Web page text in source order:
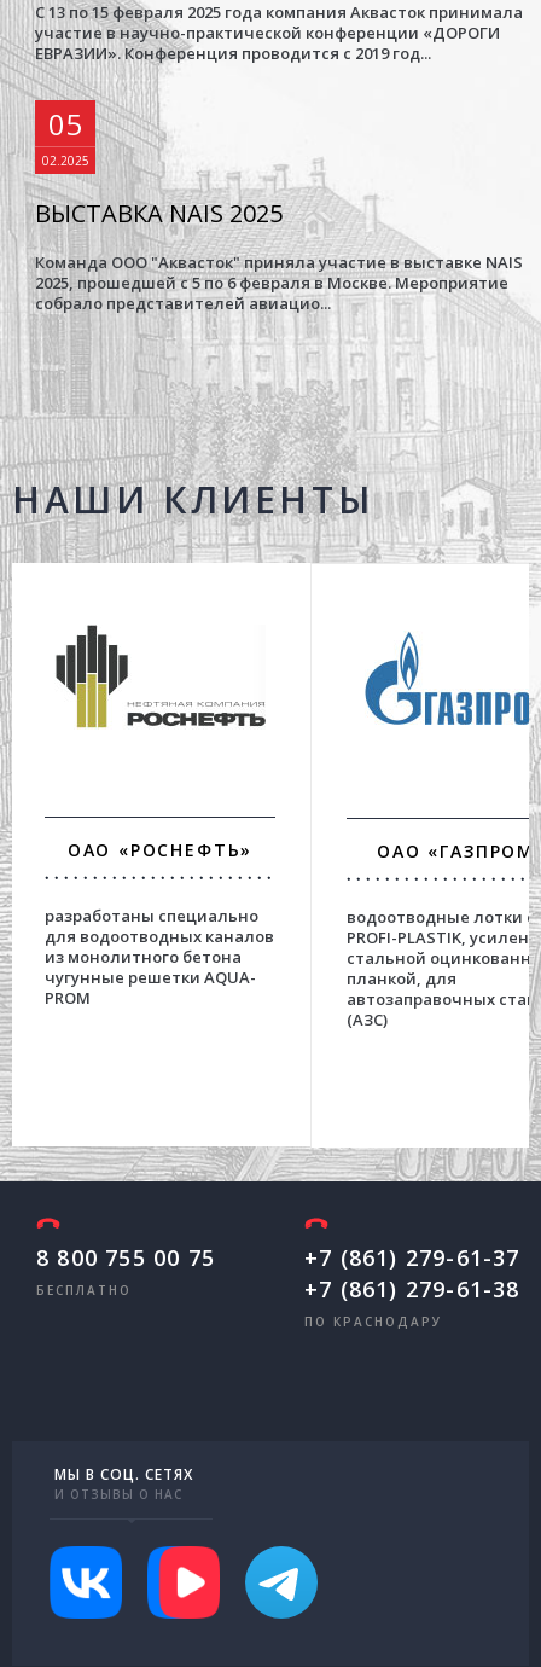
С 13 по 15 февраля 2025 года компания Аквасток принимала
участие в научно-практической конференции «ДОРОГИ
ЕВРАЗИИ». Конференция проводится с 2019 год...
05
02.2025
ВЫСТАВКА NAIS 2025
Команда ООО "Аквасток" приняла участие в выставке NAIS
2025, прошедшей с 5 по 6 февраля в Москве. Мероприятие
собрало представителей авиацио...
НАШИ КЛИЕНТЫ
ОАО «РОСНЕФТЬ»
разработаны специально
для водоотводных каналов
из монолитного бетона
чугунные решетки AQUA-
PROM
ОАО
водоотводные лотки
PROFI-PLASTIK,
стальной
планкой, для
автозаправочных
(АЗС)
8 800 755 00 75
БЕСПЛАТНО
+7 (861) 279-61-37
+7 (861) 279-61-38
ПО КРАСНОДАРУ
МЫ В СОЦ. СЕТЯХ
И ОТЗЫВЫ О НАС